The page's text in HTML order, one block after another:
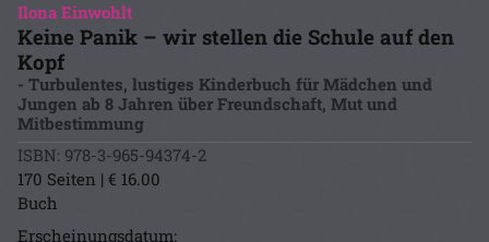
Ilona Einwohlt
Keine Panik – wir stellen die Schule auf den
Kopf
- Turbulentes, lustiges Kinderbuch für Mädchen und
Jungen ab 8 Jahren über Freundschaft, Mut und
Mitbestimmung
ISBN: 978-3-965-94374-2
170 Seiten | € 16.00
Buch
Erscheinungsdatum: